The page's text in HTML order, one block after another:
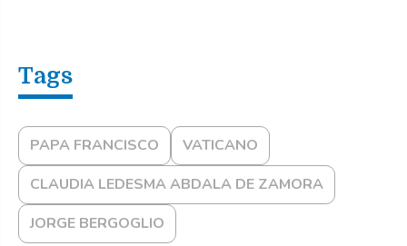
PAPA FRANCISCO
VATICANO
CLAUDIA LEDESMA ABDALA DE ZAMORA
JORGE BERGOGLIO